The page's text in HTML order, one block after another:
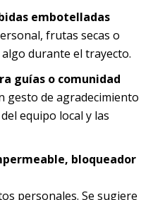
embotelladas
frutas secas o
durante el trayecto.
guías o comunidad
gesto de agradecimiento
equipo local y las
bloqueador
personales. Se sugiere